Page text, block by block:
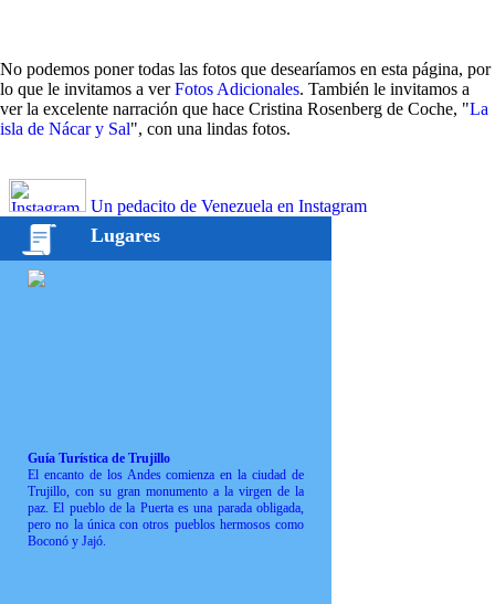
No podemos poner todas las fotos que desearíamos en esta página, por
lo que le invitamos a verFotos Adicionales. También le invitamos a
ver la excelente narración que hace Cristina Rosenberg de Coche, "La
isla de Nácar y Sal", con una lindas fotos.
Un pedacito de Venezuela en Instagram
Lugares
Guía Turística de Trujillo
El encanto de los Andes comienza en la ciudad de
Trujillo, con su gran monumento a la virgen de la
paz. El pueblo de la Puerta es una parada obligada,
pero no la única con otros pueblos hermosos como
Boconó y Jajó.